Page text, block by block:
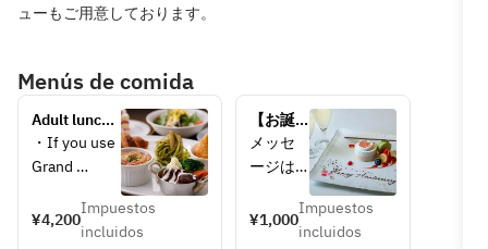
ューもご用意しております。
Menús de comida
Adult lunch
+ coffee
included
・If you use
Grand
table charge
of ¥550 per
¥4,200
Impuestos
incluidos
【お誕
生日・
記念
セージ
メッセ
ージは
Birthday
¥1,000
Impuestos
incluidos